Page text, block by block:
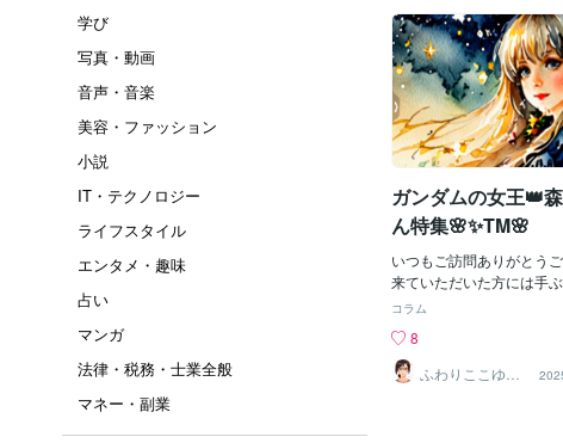
学び
写真・動画
音声・音楽
美容・ファッション
小説
IT・テクノロジー
ライフスタイル
エンタメ・趣味
占い
マンガ
法律・税務・士業全般
マネー・副業
ガンダムの女王👑
ん特集🌸✨TM🌸
いつもご訪問ありがとう
来ていただいた方には手
しくない🫶✨愛情精神で
⁎⁺˳✧༚˚✧₊⁎💖⁎⁺˳✧༚
✧༚ 💖⁎⁺🎄たっぷり楽しん
ら❣️森口博子さん特集
コラム
8
ふわりここゆら
り❤️✨癒しタイ